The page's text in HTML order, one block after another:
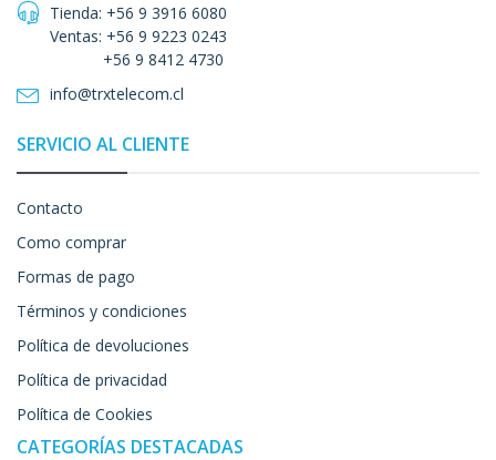
Tienda: +56 9 3916 6080
Ventas: +56 9 9223 0243
+56 9 8412 4730
info@trxtelecom.cl
SERVICIO AL CLIENTE
Contacto
Como comprar
Formas de pago
Términos y condiciones
Política de devoluciones
Política de privacidad
Política de Cookies
CATEGORÍAS DESTACADAS